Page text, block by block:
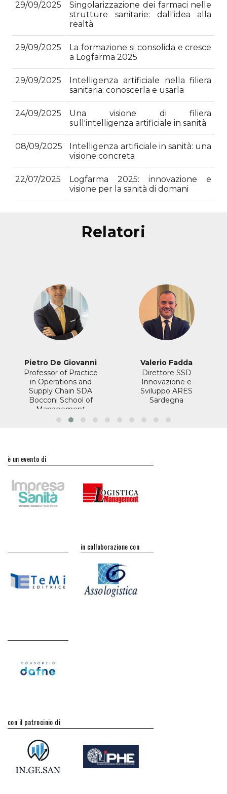
29/09/2025
Singolarizzazione dei farmaci nelle
strutture sanitarie: dall'idea alla
realtà
29/09/2025
La formazione si consolida e cresce
a Logfarma 2025
29/09/2025
Intelligenza artificiale nella filiera
sanitaria: conoscerla e usarla
24/09/2025
Una visione di filiera
sull'intelligenza artificiale in sanità
08/09/2025
Intelligenza artificiale in sanità: una
visione concreta
22/07/2025
Logfarma 2025: innovazione e
visione per la sanità di domani
relatori
Pietro De Giovanni
Professor of Practice
in Operations and
Supply Chain SDA
Bocconi School of
Management
Valerio Fadda
Direttore SSD
Innovazione e
Sviluppo ARES
Sardegna
è un evento di
in collaborazione con
con il patrocinio di